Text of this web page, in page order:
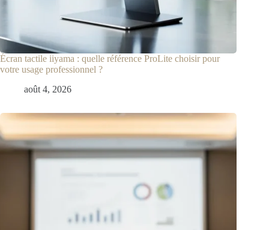
Écran tactile iiyama : quelle référence ProLite choisir pour
votre usage professionnel ?
août 4, 2026